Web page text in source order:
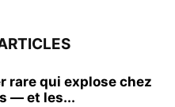
rare qui explose chez
— et les...